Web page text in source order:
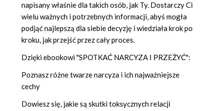
napisany właśnie dla takich osób, jak Ty. Dostarczy Ci
wielu ważnych i potrzebnych informacji, abyś mogła
podjąć najlepszą dla siebie decyzję i wiedziała krok po
kroku, jak przejść przez cały proces.
Dzięki ebookowi "SPOTKAĆ NARCYZA I PRZEŻYĆ":
Poznasz różne twarze narcyza i ich najważniejsze
cechy
Dowiesz się, jakie są skutki toksycznych relacji